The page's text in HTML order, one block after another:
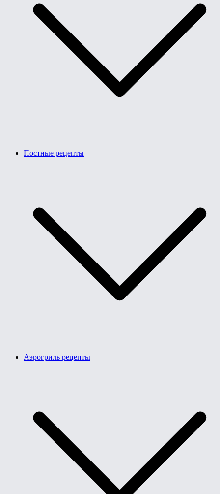
Постные рецепты
Аэрогриль рецепты